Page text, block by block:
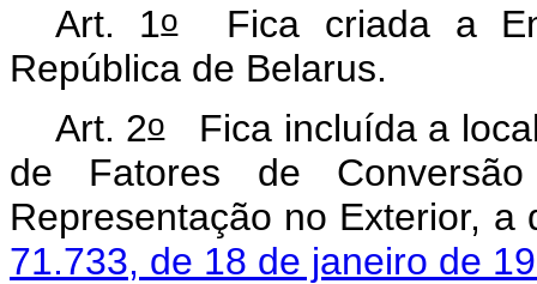
Art. 1oFica criada a
República de Belarus.
Art. 2oFica incluída a
de Fatores de
Representação no Exterior,
71.733, de 18 de janeiro de